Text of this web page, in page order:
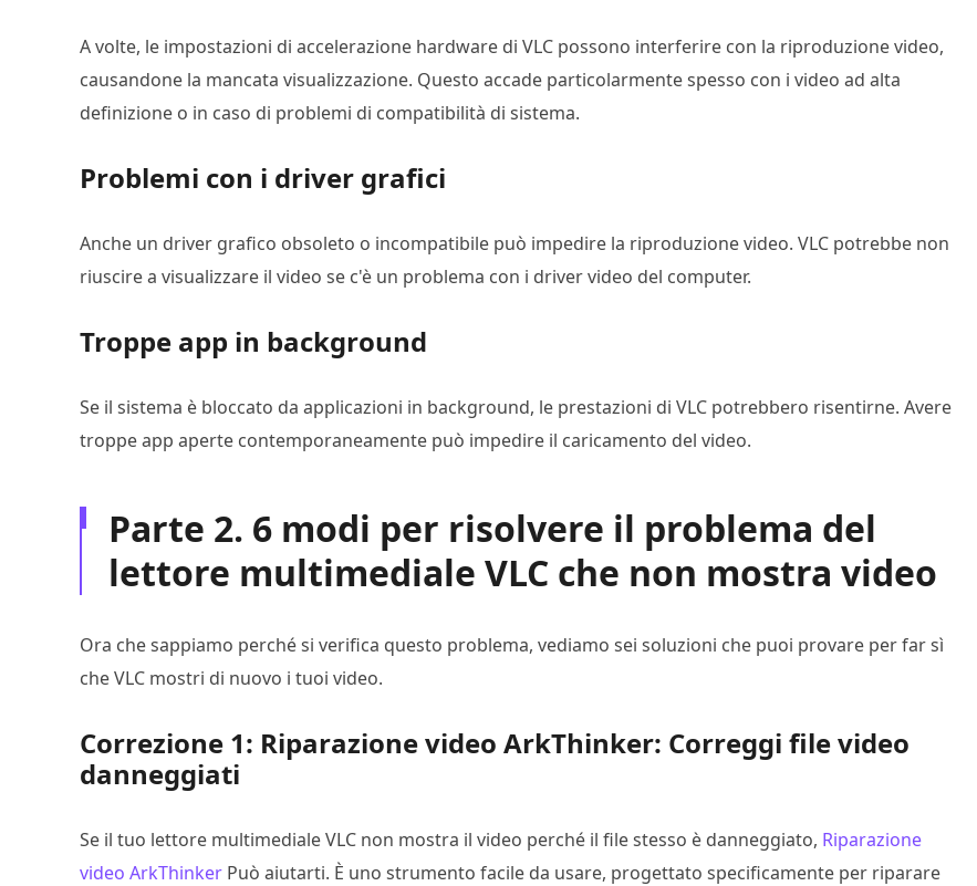
A volte, le impostazioni di accelerazione hardware di VLC possono interferire con la riproduzione video,
causandone la mancata visualizzazione. Questo accade particolarmente spesso con i video ad alta
definizione o in caso di problemi di compatibilità di sistema.
Problemi con i driver grafici
Anche un driver grafico obsoleto o incompatibile può impedire la riproduzione video. VLC potrebbe non
riuscire a visualizzare il video se c'è un problema con i driver video del computer.
Troppe app in background
Se il sistema è bloccato da applicazioni in background, le prestazioni di VLC potrebbero risentirne. Avere
troppe app aperte contemporaneamente può impedire il caricamento del video.
Parte 2. 6 modi per risolvere il problema del
lettore multimediale VLC che non mostra video
Ora che sappiamo perché si verifica questo problema, vediamo sei soluzioni che puoi provare per far sì
che VLC mostri di nuovo i tuoi video.
Correzione 1: Riparazione video ArkThinker: Correggi file video
danneggiati
Se il tuo lettore multimediale VLC non mostra il video perché il file stesso è danneggiato, Riparazione
video ArkThinker Può aiutarti. È uno strumento facile da usare, progettato specificamente per riparare